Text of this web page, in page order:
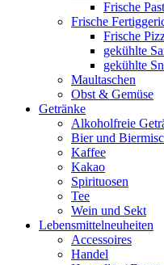
Frische
Frische
Frische
gekühlte
gekühlte
Maultaschen
Obst & Gemüse
Getränke
Alkoholfreie
Bier und
Kaffee
Kakao
Spirituosen
Tee
Wein und Sekt
Lebensmittelneuheiten
Accessoires
Handel